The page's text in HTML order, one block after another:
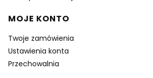
MOJE KONTO
Twoje zamówienia
Ustawienia konta
Przechowalnia